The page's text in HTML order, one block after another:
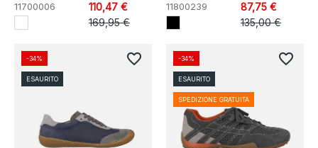
11700006
110,47 €
169,95 €
11800239
87,75 €
135,00 €
-34%
ESAURITO
favorite_border -34%
ESAURITO
SPEDIZIONE GRATUITA
favorite_border